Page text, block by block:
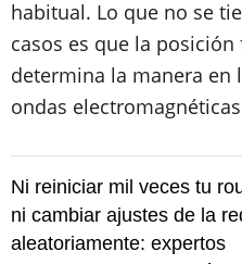
habitual. Lo que no se
casos es que la
determina la manera en
ondas
Ni reiniciar mil veces tu
ni cambiar ajustes de la
aleatoriamente: expertos